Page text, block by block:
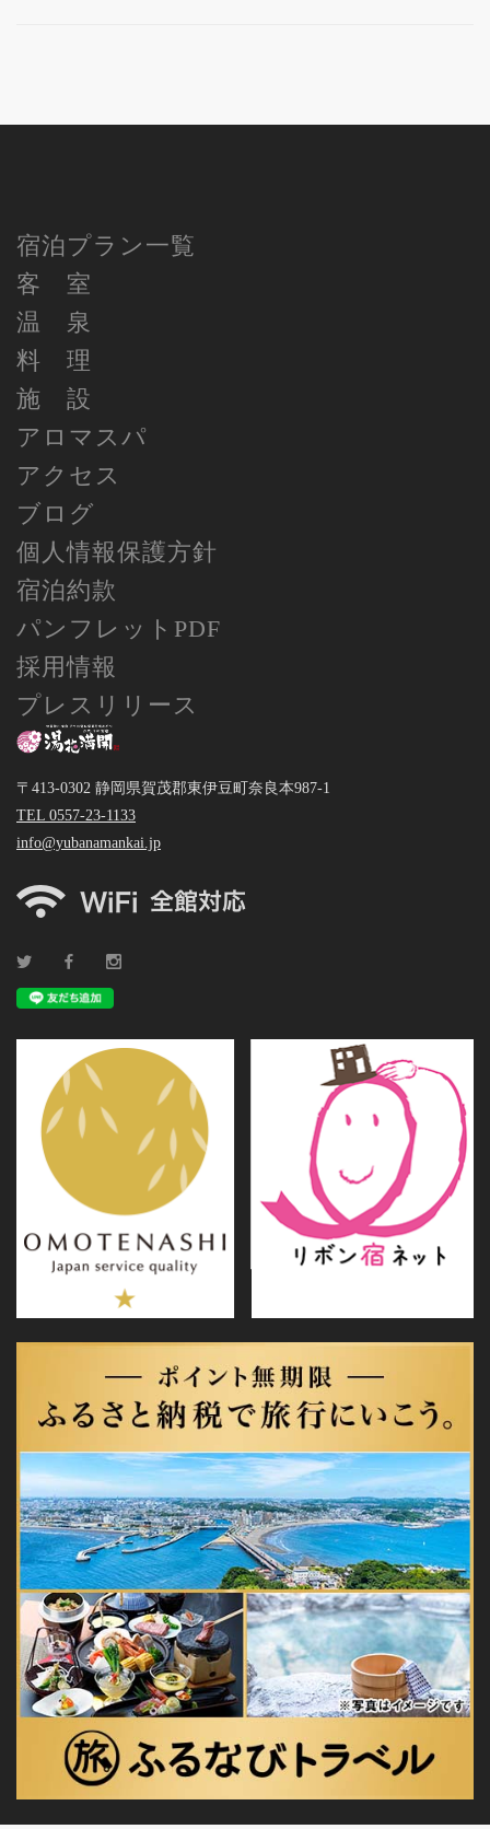
宿泊プラン一覧
客 室
温 泉
料 理
施 設
アロマスパ
アクセス
ブログ
個人情報保護方針
宿泊約款
パンフレットPDF
採用情報
プレスリリース
〒413-0302 静岡県賀茂郡東伊豆町奈良本987-1
TEL 0557-23-1133
info@yubanamankai.jp